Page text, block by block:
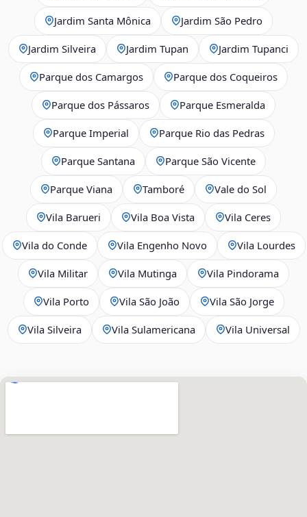
Jardim Santa Mônica Jardim São Pedro
Jardim Silveira Jardim Tupan Jardim Tupanci
Parque dos Camargos Parque dos Coqueiros
Parque dos Pássaros Parque Esmeralda
Parque Imperial Parque Rio das Pedras
Parque Santana Parque São Vicente
Parque Viana Tamboré Vale do Sol
Vila Barueri Vila Boa Vista Vila Ceres
Vila do Conde Vila Engenho Novo Vila Lourdes
Vila Militar Vila Mutinga Vila Pindorama
Vila Porto Vila São João Vila São Jorge
Vila Silveira Vila Sulamericana Vila Universal